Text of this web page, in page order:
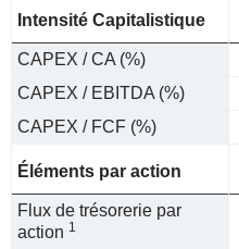
Intensité Capitalistique
CAPEX / CA (%)
CAPEX / EBITDA (%)
CAPEX / FCF (%)
Éléments par action
Flux de trésorerie par
action 1